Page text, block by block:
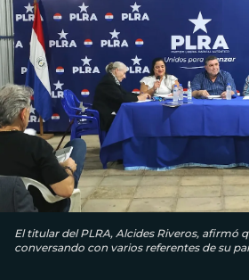
El titular del PLRA, Alcides Riveros, afirmó
conversando con varios referentes de su